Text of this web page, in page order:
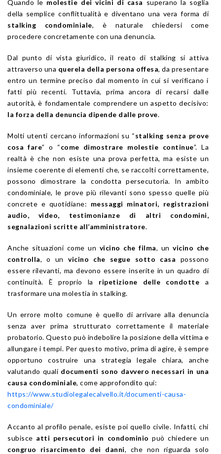
Quando le molestie dei vicini di casa superano la soglia
della semplice conflittualità e diventano una vera forma di
stalking condominiale, è naturale chiedersi come
procedere concretamente con una denuncia.
Dal punto di vista giuridico, il reato di stalking si attiva
attraverso una querela della persona offesa, da presentare
entro un termine preciso dal momento in cui si verificano i
fatti più recenti. Tuttavia, prima ancora di recarsi dalle
autorità, è fondamentale comprendere un aspetto decisivo:
la forza della denuncia dipende dalle prove.
Molti utenti cercano informazioni su “stalking senza prove
cosa fare” o “come dimostrare molestie continue”. La
realtà è che non esiste una prova perfetta, ma esiste un
insieme coerente di elementi che, se raccolti correttamente,
possono dimostrare la condotta persecutoria. In ambito
condominiale, le prove più rilevanti sono spesso quelle più
concrete e quotidiane: messaggi minatori, registrazioni
audio, video, testimonianze di altri condomini,
segnalazioni scritte all’amministratore.
Anche situazioni come un vicino che filma, un vicino che
controlla, o unvicino che segue sotto casa possono
essere rilevanti, ma devono essere inserite in un quadro di
continuità. È proprio la ripetizione delle condotte a
trasformare una molestia in stalking.
Un errore molto comune è quello di arrivare alla denuncia
senza aver prima strutturato correttamente il materiale
probatorio. Questo può indebolire la posizione della vittima e
allungare i tempi. Per questo motivo, prima di agire, è sempre
opportuno costruire una strategia legale chiara, anche
valutando quali documenti sono davvero necessari in una
causa condominiale, come approfondito qui:
https://www.studiolegalecalvello.it/documenti-causa-
condominiale/
Accanto al profilo penale, esiste poi quello civile. Infatti, chi
subisce atti persecutori in condominio può chiedere un
congruo risarcimento dei danni, che non riguarda solo